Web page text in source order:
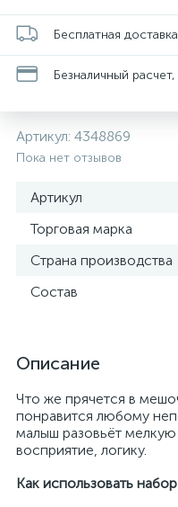
Бесплатная
Безналичный
Артикул: 4348869
Пока нет отзывов
Артикул
Торговая марка
Страна производства
Состав
Описание
Что же прячется в
понравится любому
малыш разовьёт
восприятие, логику.
Как использовать